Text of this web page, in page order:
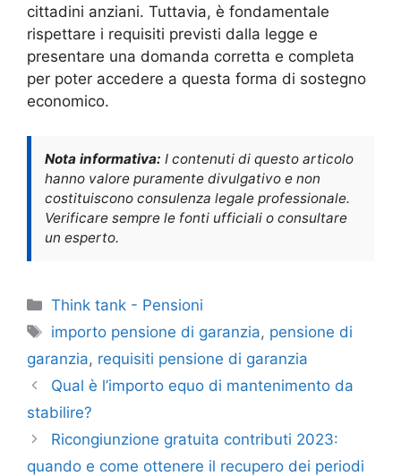
cittadini anziani. Tuttavia, è fondamentale
rispettare i requisiti previsti dalla legge e
presentare una domanda corretta e completa
per poter accedere a questa forma di sostegno
economico.
Nota informativa: I contenuti di questo articolo
hanno valore puramente divulgativo e non
costituiscono consulenza legale professionale.
Verificare sempre le fonti ufficiali o consultare
un esperto.
Categorie
Think tank - Pensioni
Tag
importo pensione di garanzia, pensione di
garanzia, requisiti pensione di garanzia
Qual è l’importo equo di mantenimento da
stabilire?
Ricongiunzione gratuita contributi 2023:
quando e come ottenere il recupero dei periodi